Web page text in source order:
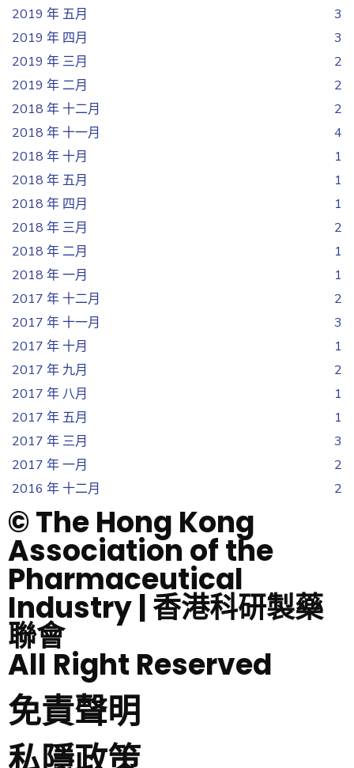
2019 年 五月
3
2019 年 四月
3
2019 年 三月
2
2019 年 二月
2
2018 年 十二月
2
2018 年 十一月
4
2018 年 十月
1
2018 年 五月
1
2018 年 四月
1
2018 年 三月
2
2018 年 二月
1
2018 年 一月
1
2017 年 十二月
2
2017 年 十一月
3
2017 年 十月
1
2017 年 九月
2
2017 年 八月
1
2017 年 五月
1
2017 年 三月
3
2017 年 一月
2
2016 年 十二月
2
© The Hong Kong
Association of the
Pharmaceutical
Industry | 香港科研製藥
聯會
All Right Reserved
免責聲明